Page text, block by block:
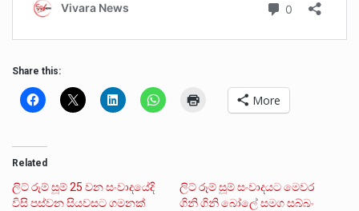
Share this:
More
Related
ලිට් රූම් සූම් 25 වන සංවාදයේදි
විසි පස්වන සියවසට ගමනක්
ලිට් රූම් සූම් සංවාදයට මෙවර
ගිනි ගිනි බෝලේ සමග සබ්බං